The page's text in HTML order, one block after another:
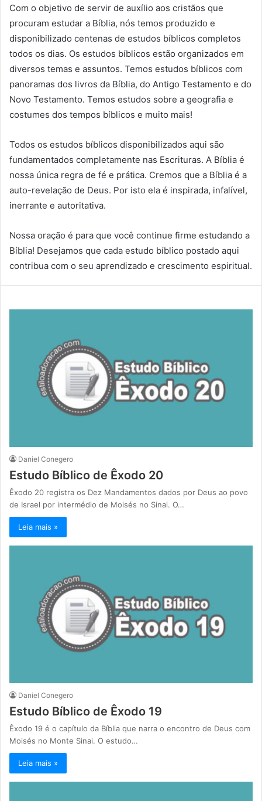
Com o objetivo de servir de auxílio aos cristãos que
procuram estudar a Bíblia, nós temos produzido e
disponibilizado centenas de estudos bíblicos completos
todos os dias. Os estudos bíblicos estão organizados em
diversos temas e assuntos. Temos estudos bíblicos com
panoramas dos livros da Bíblia, do Antigo Testamento e do
Novo Testamento. Temos estudos sobre a geografia e
costumes dos tempos bíblicos e muito mais!
Todos os estudos bíblicos disponibilizados aqui são
fundamentados completamente nas Escrituras. A Bíblia é
nossa única regra de fé e prática. Cremos que a Bíblia é a
auto-revelação de Deus. Por isto ela é inspirada, infalível,
inerrante e autoritativa.
Nossa oração é para que você continue firme estudando a
Bíblia! Desejamos que cada estudo bíblico postado aqui
contribua com o seu aprendizado e crescimento espiritual.
Daniel Conegero
Estudo Bíblico de Êxodo 20
Êxodo 20 registra os Dez Mandamentos dados por Deus ao povo
de Israel por intermédio de Moisés no Sinai. O…
Leia mais »
Daniel Conegero
Estudo Bíblico de Êxodo 19
Êxodo 19 é o capítulo da Bíblia que narra o encontro de Deus com
Moisés no Monte Sinai. O estudo…
Leia mais »